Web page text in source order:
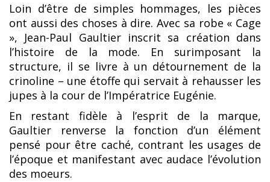
Loin d’être de simples hommages, les pièces
ont aussi des choses à dire. Avec sa robe « Cage
», Jean-Paul Gaultier inscrit sa création dans
l’histoire de la mode. En surimposant la
structure, il se livre à un détournement de la
crinoline – une étoffe qui servait à rehausser les
jupes à la cour de l’Impératrice Eugénie.
En restant fidèle à l’esprit de la marque,
Gaultier renverse la fonction d’un élément
pensé pour être caché, contrant les usages de
l’époque et manifestant avec audace l’évolution
des moeurs.